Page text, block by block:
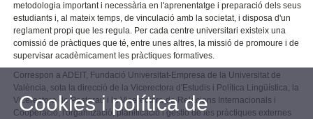
metodologia important i necessària en l'aprenentatge i preparació dels seus
estudiants i, al mateix temps, de vinculació amb la societat, i disposa d'un
reglament propi que les regula. Per cada centre universitari existeix una
comissió de pràctiques que té, entre unes altres, la missió de promoure i de
supervisar acadèmicament les pràctiques formatives.
Correspon a ADEIT, Fundació Universitat-Empresa de la Universitat de
València, sota la direcció de la Vicerectora d'Estudis i Política Lingüística, la
Vicerectora de Postgrau i la Vicerectora de Relacions Internacionals i
Cooperació, l'organització, planificació i gestió de les pràctiques externes
Cookies i política de